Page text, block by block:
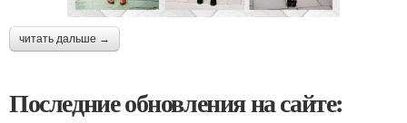
читать дальше →
Последние обновления на сайте: